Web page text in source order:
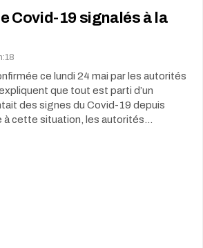
Covid-19 signalés à la
ce lundi 24 mai par les autorités
que tout est parti d’un
des signes du Covid-19 depuis
à cette situation, les autorités…